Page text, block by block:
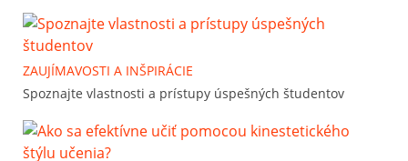
ZAUJÍMAVOSTI A INŠPIRÁCIE
Spoznajte vlastnosti a prístupy úspešných študentov